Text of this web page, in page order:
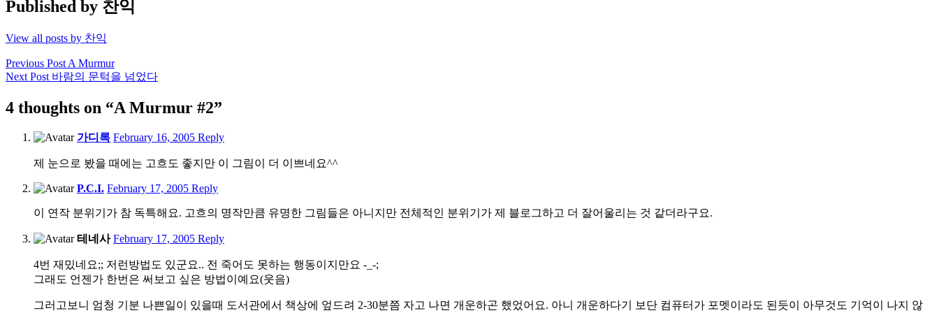
Published by 찬익
View all posts by 찬익
Post
navigation
Previous Post A Murmur
Next Post 바람의 문턱을 넘었다
4 thoughts on “A Murmur #2”
가디록 February 16, 20051:16
Reply
제 눈으로 봤을 때에는 고흐도 좋지만 이 그림이 더 이쁘네요^^
P.C.I. February 17, 20052:56
Reply
이 연작 분위기가 참 독특해요. 고흐의 명작만큼 유명한 그림들은 아니지만 전체적인 분위기가 제 블로그하고 더 잘어울리는 것 같더라구요.
테네사 February 17, 20051:49
Reply
4번 재밌네요;; 저런방법도 있군요.. 전 죽어도 못하는 행동이지만요 -_-;
그래도 언젠가 한번은 써보고 싶은 방법이예요(웃음)
그러고보니 엄청 기분 나쁜일이 있을때 도서관에서 책상에 엎드려 2-30분쯤 자고 나면 개운하곤 했었어요. 아니 개운하다기 보단 컴퓨터가 포멧이라도 된듯이 아무것도 기억이 나지 않